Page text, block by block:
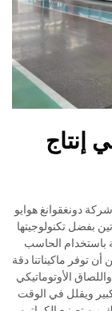
إنتاج
دونغقوانغ هوايو
بفضل تكنولوجيتها
باستخدام الحاسب
أن توفر ماكيناتنا دقة
الأوتوماتيكي
كبير ويقلل في الوقت